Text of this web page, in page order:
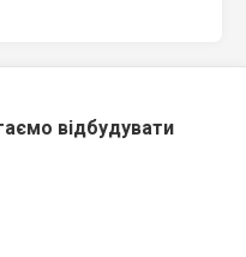
відбудувати